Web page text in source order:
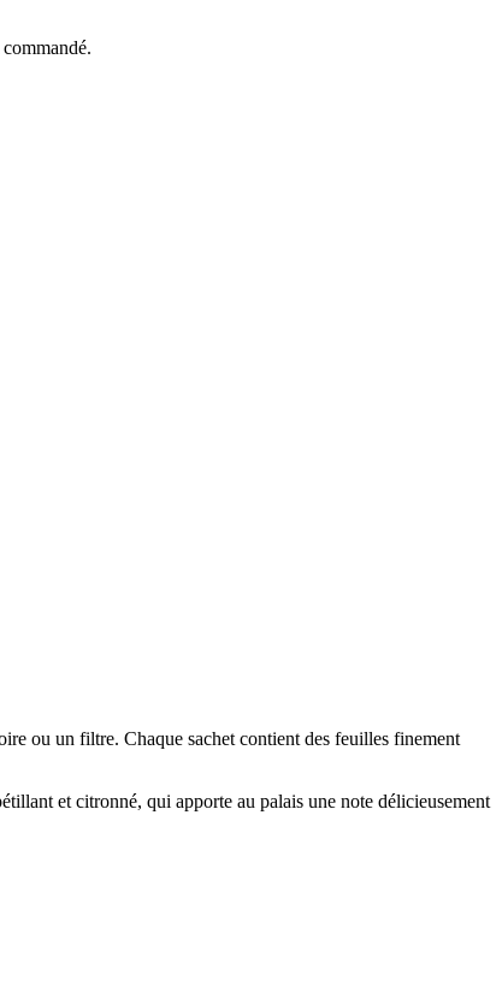
ou un filtre. Chaque sachet contient des feuilles finement
et citronné, qui apporte au palais une note délicieusement